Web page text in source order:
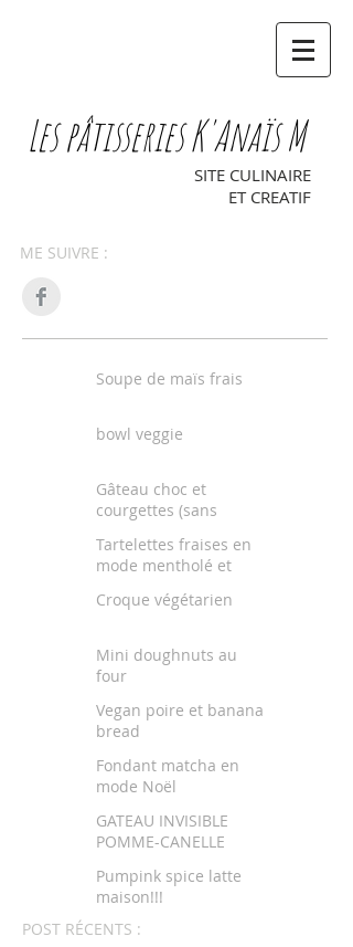
Les pâtisseries K'Anaïs M
SITE CULINAIRE
ET CREATIF
ME SUIVRE :
Soupe de maïs frais
bowl veggie
Gâteau choc et
courgettes (sans
Tartelettes fraises en
mode mentholé et
Croque végétarien
Mini doughnuts au
four
Vegan poire et banana
bread
Fondant matcha en
mode Noël
GATEAU INVISIBLE
POMME-CANELLE
Pumpink spice latte
maison!!!
POST RÉCENTS :